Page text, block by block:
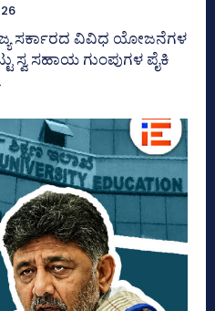
ಸರ್ಕಾರದ ವಿವಿಧ ಯೋಜನೆಗಳ
ಸ್ವ ಸಹಾಯ ಗುಂಪುಗಳ ಪೈಕಿ